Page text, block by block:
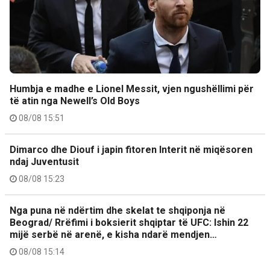
Humbja e madhe e Lionel Messit, vjen ngushëllimi për
të atin nga Newell’s Old Boys
08/08 15:51
Dimarco dhe Diouf i japin fitoren Interit në miqësoren
ndaj Juventusit
08/08 15:23
Nga puna në ndërtim dhe skelat te shqiponja në
Beograd/ Rrëfimi i boksierit shqiptar të UFC: Ishin 22
mijë serbë në arenë, e kisha ndarë mendjen…
08/08 15:14